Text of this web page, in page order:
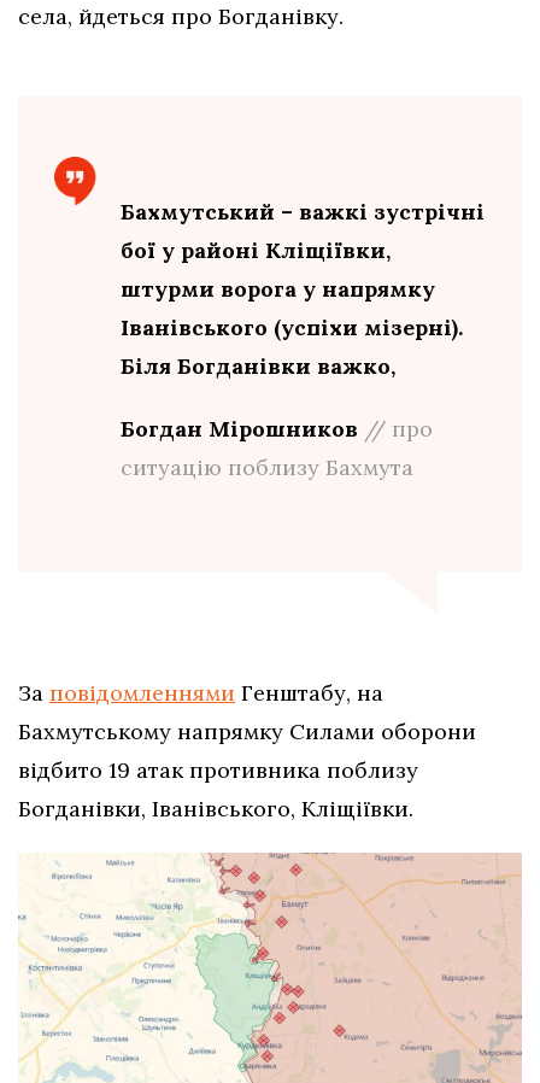
села, йдеться про Богданівку.
Бахмутський – важкі зустрічні
бої у районі Кліщіївки,
штурми ворога у напрямку
Іванівського (успіхи мізерні).
Біля Богданівки важко,
Богдан Мірошников // про
ситуацію поблизу Бахмута
За повідомленнями Генштабу, на
Бахмутському напрямку Силами оборони
відбито 19 атак противника поблизу
Богданівки, Іванівського, Кліщіївки.